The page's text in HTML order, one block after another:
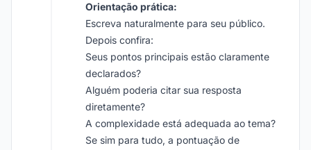
Orientação prática:
Escreva naturalmente para seu público.
Depois confira:
Seus pontos principais estão claramente
declarados?
Alguém poderia citar sua resposta
diretamente?
A complexidade está adequada ao tema?
Se sim para tudo, a pontuação de